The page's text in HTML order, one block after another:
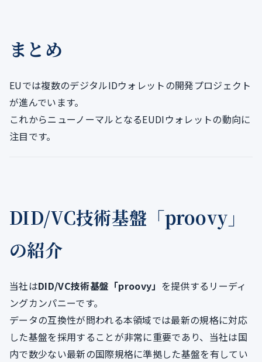
まとめ
EUでは複数のデジタルIDウォレットの開発プロジェクト
が進んでいます。
これからニューノーマルとなるEUDIウォレットの動向に
注目です。
DID/VC技術基盤「proovy」
の紹介
当社はDID/VC技術基盤「proovy」 を提供するリーディ
ングカンパニーです。
データの互換性が問われる本領域では最新の規格に対応
した基盤を採用することが非常に重要であり、当社は国
内で数少ない最新の国際規格に準拠した基盤を有してい